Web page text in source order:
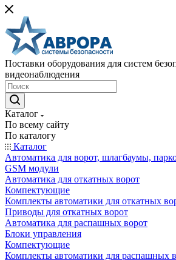
Поставки оборудования для систем
видеонаблюдения
Каталог
По всему сайту
По каталогу
Каталог
Автоматика для ворот, шлагбаумы,
GSM модули
Автоматика для откатных ворот
Компектующие
Комплекты автоматики для откатных
Приводы для откатных ворот
Автоматика для распашных ворот
Блоки управления
Компектующие
Комплекты автоматики для распашных